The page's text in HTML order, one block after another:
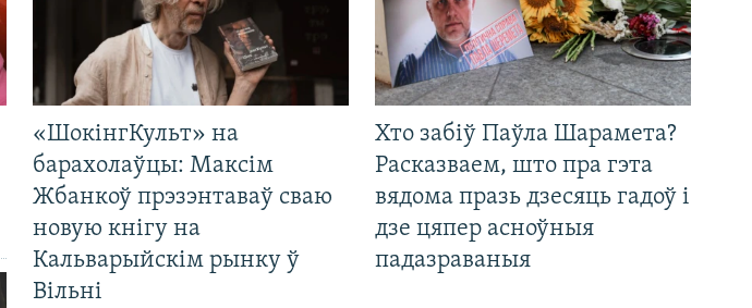
«ШокінгКульт» на
барахолаўцы: Максім
Жбанкоў прэзэнтаваў сваю
новую кнігу на
Кальварыйскім рынку ў
Вільні
Хто забіў Паўла Шарамета?
Расказваем, што пра гэта
вядома празь дзесяць гадоў і
дзе цяпер асноўныя
падазраваныя